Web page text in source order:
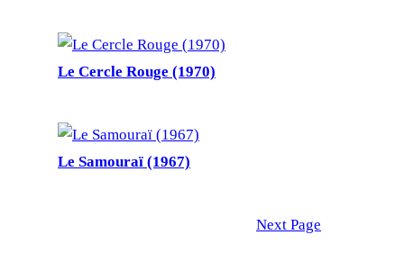
Le Cercle Rouge (1970)
Le Samouraï (1967)
Next Page